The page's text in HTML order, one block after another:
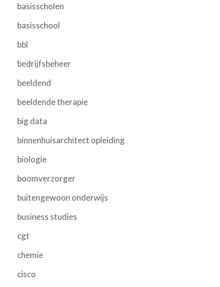
basisscholen
basisschool
bbl
bedrijfsbeheer
beeldend
beeldende therapie
big data
binnenhuisarchitect opleiding
biologie
boomverzorger
buitengewoon onderwijs
business studies
cgt
chemie
cisco